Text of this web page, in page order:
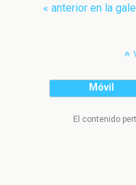
« anterior en la
Móvil
El contenido